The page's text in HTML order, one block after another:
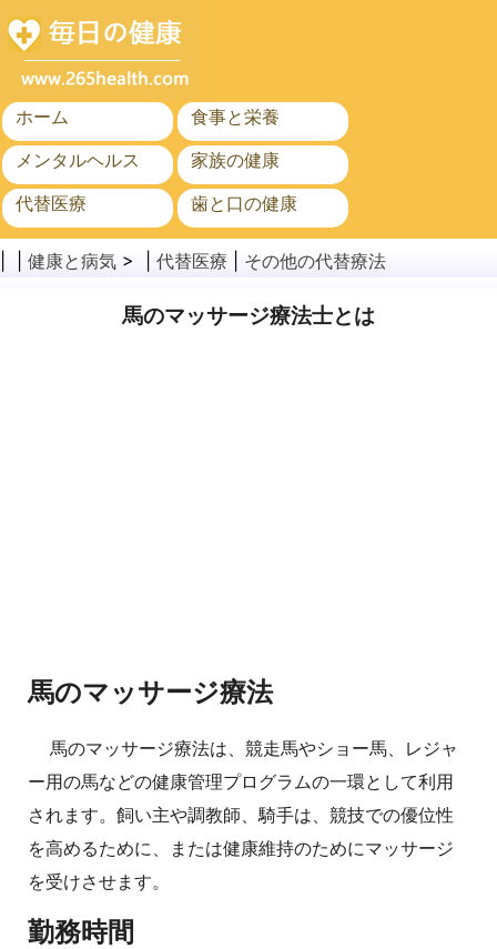
ホーム
食事と栄養
メンタルヘルス
家族の健康
代替医療
歯と口の健康
がん
公衆衛生
健康と病気 > | 代替医療 その他の代替療法
馬のマッサージ療法士とは
馬のマッサージ療法
馬のマッサージ療法は、競走馬やショー馬、レジャ
ー用の馬などの健康管理プログラムの一環として利用
されます。飼い主や調教師、騎手は、競技での優位性
を高めるために、または健康維持のためにマッサージ
を受けさせます。
勤務時間